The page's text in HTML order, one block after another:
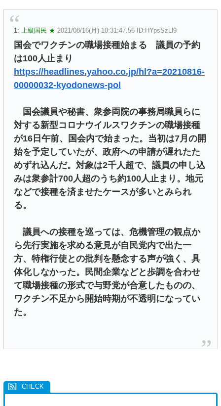
1: 上級国民 ★ 2021/08/16(月) 10:31:47.56 ID:HYpsSzLl9
国会でワクチンの職場接種始まる 議員の予約
は100人止まり
https://headlines.yahoo.co.jp/hl?a=20210816-
00000032-kyodonews-pol
国会議員や秘書、衆参両院の事務局職員らに
対する新型コロナウイルスワクチンの職場接種
が16日午前、国会内で始まった。当初は7月の開
始を予定していたが、政府への申請が遅れたた
めずれ込んだ。対象は2千人超で、議員の申し込
みは衆参計700人超のうち約100人止まり。地元
などで接種を済ませたケースが多いとみられ
る。
議員への接種を巡っては、危機管理の観点か
ら先行実施を求める意見が自民党内で出た一
方、特権行使との批判を懸念する声が強く、具
体化しなかった。民間企業などと歩調を合わせ
て職場接種の形式で与野党が合意したものの、
ワクチン不足から開始時期が不透明になってい
た。